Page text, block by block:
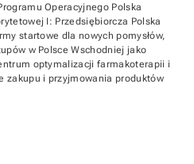
Operacyjnego Polska
I: Przedsiębiorcza Polska
startowe dla nowych pomysłów,
w Polsce Wschodniej jako
optymalizacji farmakoterapii i
zakupu i przyjmowania produktów